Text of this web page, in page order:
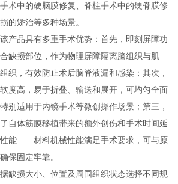
术中的硬脑膜修复、脊柱手术中的硬脊膜修
的矫治等多种场景。
产品具有多重手术优势：首先，即刻屏障功
缺损部位，作为物理屏障隔离脑组织与肌
织，有效防止术后脑脊液漏和感染；其次，
度高，易于折叠、输送和展开，可均匀全面
别适用于内镜手术等微创操作场景；第三，
体筋膜移植带来的额外创伤和手术时间延
能——材料机械性能满足手术要求，可与原
保固定牢靠。
缺损大小、位置及周围组织状态选择不同规